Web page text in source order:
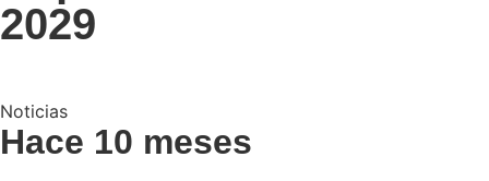
2029
Noticias
Hace 10 meses